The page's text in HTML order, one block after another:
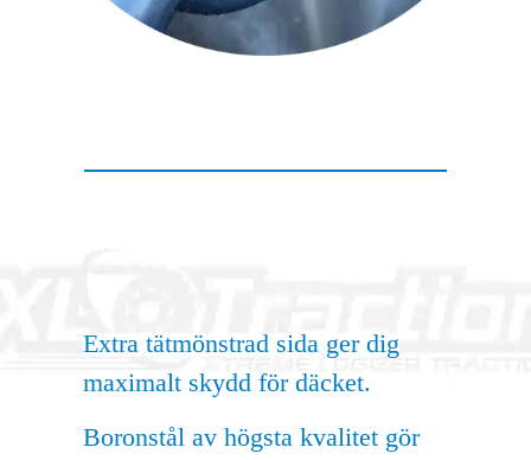
Extra tätmönstrad sida ger dig
maximalt skydd för däcket.
Boronstål av högsta kvalitet gör